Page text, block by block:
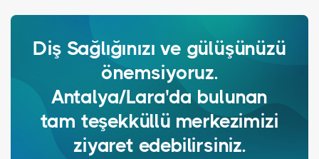
Diş Sağlığınızı ve gülüşünüzü
önemsiyoruz.
Antalya/Lara'da bulunan
tam teşekküllü merkezimizi
ziyaret edebilirsiniz.